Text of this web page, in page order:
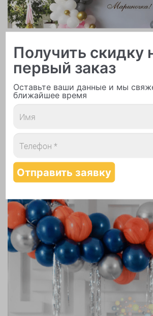
Получить скидку
первый заказ
Оставьте ваши данные и мы
ближайшее время